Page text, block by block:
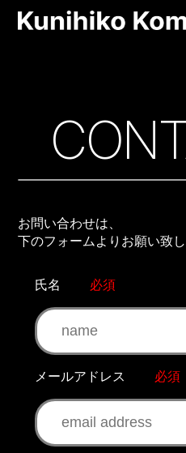
お問い合わせは、
下のフォームよりお願い致し
氏名 必須
メールアドレス 必須